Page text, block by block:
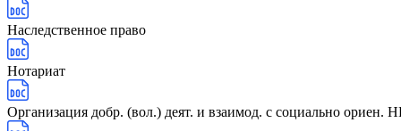
Наследственное право
Нотариат
Организация добр. (вол.) деят. и взаимод. с социально ориен.